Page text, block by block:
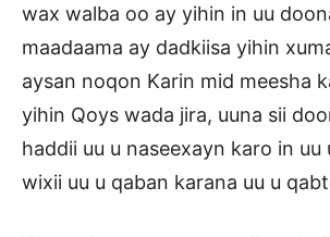
wax walba oo ay yihin in uu
maadaama ay dadkiisa yihin
aysan noqon Karin mid meesha
yihin Qoys wada jira, uuna sii
haddii uu u naseexayn karo in uu
wixii uu u qaban karana uu u